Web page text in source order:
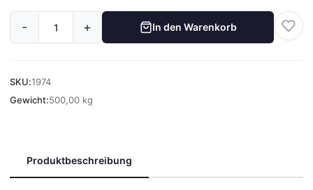
- + In den Warenkorb
SKU:1974
Gewicht:500,00 kg
Produktbeschreibung